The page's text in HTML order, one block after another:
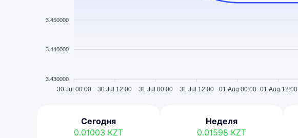
3.450000
3.440000
3.430000
30 Jul 00:00 30 Jul 12:00 31 Jul 00:00 31 Jul 12:00 01 Aug 00:00 01 Aug 12:00
Сегодня
0.01003 KZT
Неделя
0.01598 KZT